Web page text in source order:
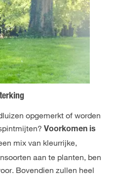
opgemerkt of worden
Voorkomen is
mix van kleurrijke,
aan te planten, ben
Bovendien zullen heel